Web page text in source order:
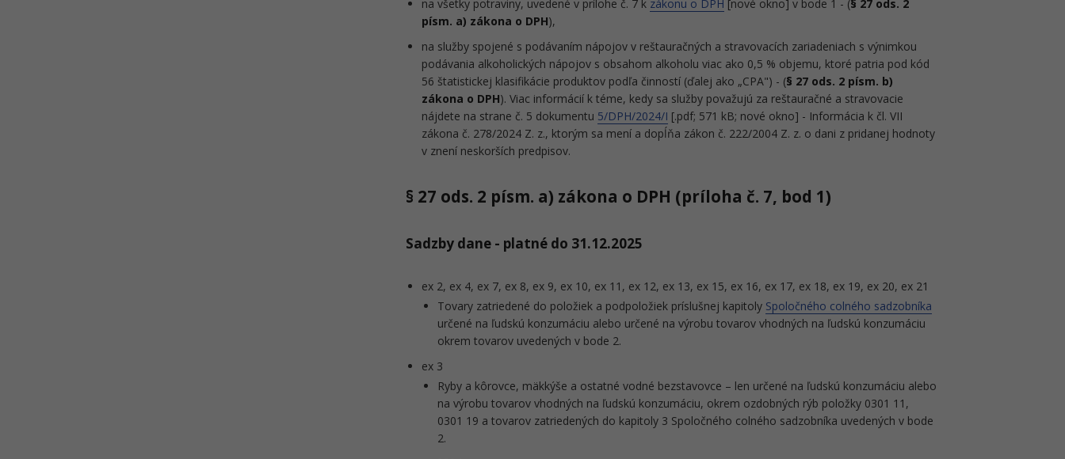
na všetky potraviny, uvedené v prílohe č. 7 k zákonu o DPH [nové okno] v bode 1 - (§ 27 ods. 2
písm. a) zákona o DPH),
na služby spojené s podávaním nápojov v reštauračných a stravovacích zariadeniach s výnimkou
podávania alkoholických nápojov s obsahom alkoholu viac ako 0,5 % objemu, ktoré patria pod kód
56 štatistickej klasifikácie produktov podľa činností (ďalej ako „CPA") - (§ 27 ods. 2 písm. b)
zákona o DPH). Viac informácií k téme, kedy sa služby považujú za reštauračné a stravovacie
nájdete na strane č. 5 dokumentu 5/DPH/2024/I [.pdf; 571 kB; nové okno] - Informácia k čl. VII
zákona č. 278/2024 Z. z., ktorým sa mení a dopĺňa zákon č. 222/2004 Z. z. o dani z pridanej hodnoty
v znení neskorších predpisov.
§ 27 ods. 2 písm. a) zákona o DPH (príloha č. 7, bod 1)
Sadzby dane - platné do 31.12.2025
ex 2, ex 4, ex 7, ex 8, ex 9, ex 10, ex 11, ex 12, ex 13, ex 15, ex 16, ex 17, ex 18, ex 19, ex 20, ex 21
Tovary zatriedené do položiek a podpoložiek príslušnej kapitoly Spoločného colného sadzobníka
určené na ľudskú konzumáciu alebo určené na výrobu tovarov vhodných na ľudskú konzumáciu
okrem tovarov uvedených v bode 2.
ex 3
Ryby a kôrovce, mäkkýše a ostatné vodné bezstavovce – len určené na ľudskú konzumáciu alebo
na výrobu tovarov vhodných na ľudskú konzumáciu, okrem ozdobných rýb položky 0301 11,
0301 19 a tovarov zatriedených do kapitoly 3 Spoločného colného sadzobníka uvedených v bode
2.